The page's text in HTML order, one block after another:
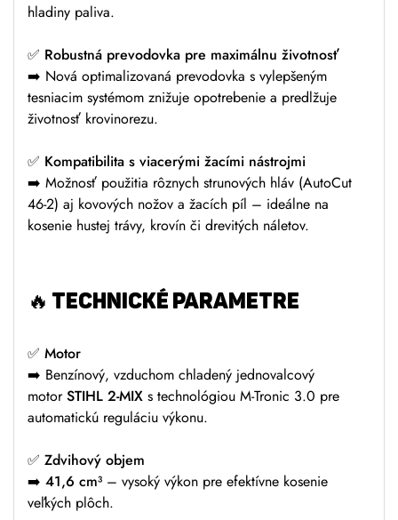
hladiny paliva.
✅ Robustná prevodovka pre maximálnu životnosť
➡️ Nová optimalizovaná prevodovka s vylepšeným
tesniacim systémom znižuje opotrebenie a predlžuje
životnosť krovinorezu.
✅ Kompatibilita s viacerými žacími nástrojmi
➡️ Možnosť použitia rôznych strunových hláv (AutoCut
46-2) aj kovových nožov a žacích píl – ideálne na
kosenie hustej trávy, krovín či drevitých náletov.
🔥 TECHNICKÉ PARAMETRE
✅ Motor
➡️ Benzínový, vzduchom chladený jednovalcový
motorSTIHL 2-MIX s technológiou M-Tronic 3.0 pre
automatickú reguláciu výkonu.
✅ Zdvihový objem
➡️ 41,6 cm³ – vysoký výkon pre efektívne kosenie
veľkých plôch.